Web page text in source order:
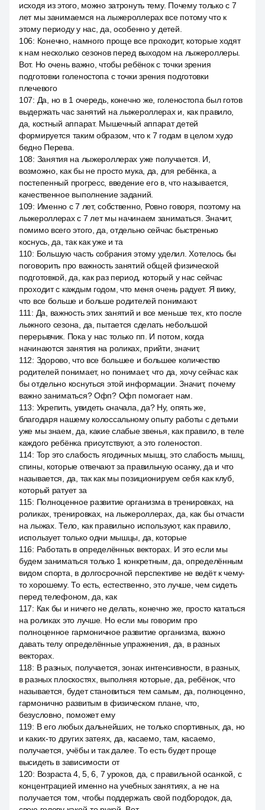
исходя из этого, можно затронуть тему. Почему только с 7
лет мы занимаемся на лыжероллерах все потому что к
этому периоду у нас, да, особенно у детей.
106: Конечно, намного проще все проходит, которые ходят
к нам несколько сезонов перед выходом на лыжероллеры.
Вот. Но очень важно, чтобы ребёнок с точки зрения
подготовки голеностопа с точки зрения подготовки
плечевого
107: Да, но в 1 очередь, конечно же, голеностопа был готов
выдержать час занятий на лыжероллерах и, как правило,
да, костный аппарат. Мышечный аппарат детей
формируется таким образом, что к 7 годам в целом худо
бедно Перева.
108: Занятия на лыжероллерах уже получается. И,
возможно, как бы не просто мука, да, для ребёнка, а
постепенный прогресс, введение его в, что называется,
качественное выполнение заданий.
109: Именно с 7 лет, собственно, Ровно говоря, поэтому на
лыжероллерах с 7 лет мы начинаем заниматься. Значит,
помимо всего этого, да, отдельно сейчас быстренько
коснусь, да, так как уже и та
110: Большую часть собрания этому уделил. Хотелось бы
поговорить про важность занятий общей физической
подготовкой, да, как раз период, который у нас сейчас
проходит с каждым годом, что меня очень радует. Я вижу,
что все больше и больше родителей понимают.
111 : Да, важность этих занятий и все меньше тех, кто после
лыжного сезона, да, пытается сделать небольшой
перерывчик. Пока у нас только пп. И потом, когда
начинаются занятия на роликах, прийти, значит,
112: Здорово, что все большее и большее количество
родителей понимает, но понимает, что да, хочу сейчас как
бы отдельно коснуться этой информации. Значит, почему
важно заниматься? Офп? Офп помогает нам.
113: Укрепить, увидеть сначала, да? Ну, опять же,
благодаря нашему колоссальному опыту работы с детьми
уже мы знаем, да, какие слабые звенья, как правило, в теле
каждого ребёнка присутствуют, а это голеностоп.
114: Top это слабость ягодичных мышц, это слабость мышц,
спины, которые отвечают за правильную осанку, да и что
называется, да, так как мы позиционируем себя как клуб,
который ратует за
115: Полноценное развитие организма в тренировках, на
роликах, тренировках, на лыжероллерах, да, как бы отчасти
на лыжах. Тело, как правильно используют, как правило,
использует только одни мышцы, да, которые
116: Работать в определённых векторах. И это если мы
будем заниматься только 1 конкретным, да, определённым
видом спорта, в долгосрочной перспективе не ведёт к чему-
то хорошему. То есть, естественно, это лучше, чем сидеть
перед телефоном, да, как
117: Как бы и ничего не делать, конечно же, просто кататься
на роликах это лучше. Но если мы говорим про
полноценное гармоничное развитие организма, важно
давать телу определённые упражнения, да, в разных
векторах.
118: В разных, получается, зонах интенсивности, в разных,
в разных плоскостях, выполняя которые, да, ребёнок, что
называется, будет становиться тем самым, да, полноценно,
гармонично развитым в физическом плане, что,
безусловно, поможет ему
119: В его любых дальнейших, не только спортивных, да, но
и каких-то других затеях, да, касаемо, там, касаемо,
получается, учёбы и так далее. То есть будет проще
высидеть в зависимости от
120: Возраста 4, 5, 6, 7 уроков, да, с правильной осанкой, с
концентрацией именно на учебных занятиях, а не на
получается том, чтобы поддержать свой подбородок, да,